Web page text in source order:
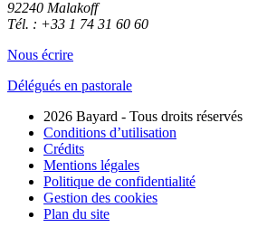
92240 Malakoff
Tél. : +33 1 74 31 60 60
Nous écrire
Délégués en pastorale
2026 Bayard - Tous droits réservés
Conditions d’utilisation
Crédits
Mentions légales
Politique de confidentialité
Gestion des cookies
Plan du site